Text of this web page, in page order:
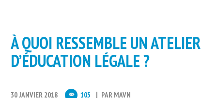
À QUOI RESSEMBLE UN ATELIER
D’ÉDUCATION LÉGALE ?
30 JANVIER 2018 105 PAR MAVN